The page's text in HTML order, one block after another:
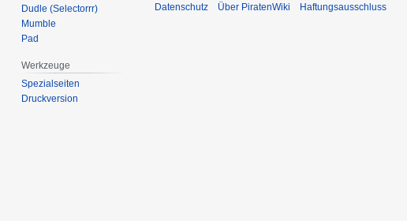
Dudle (Selectorrr)
Mumble
Pad
Werkzeuge
Spezialseiten
Druckversion
Datenschutz Über PiratenWiki Haftungsausschluss